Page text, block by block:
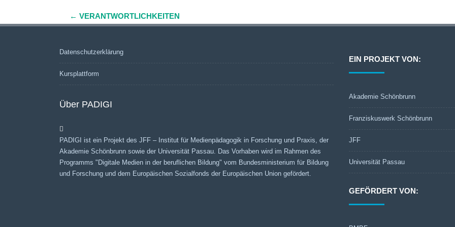
Navigation
← VERANTWORTLICHKEITEN
Datenschutzerklärung
Kursplattform
Über PADIGI
PADIGI ist ein Projekt des JFF – Institut für Medienpädagogik in Forschung und Praxis, der
Akademie Schönbrunn sowie der Universität Passau. Das Vorhaben wird im Rahmen des
Programms "Digitale Medien in der beruflichen Bildung" vom Bundesministerium für Bildung
und Forschung und dem Europäischen Sozialfonds der Europäischen Union gefördert.
EIN PROJEKT VON:
Akademie Schönbrunn
Franziskuswerk Schönbrunn
JFF
Universität Passau
GEFÖRDERT VON: